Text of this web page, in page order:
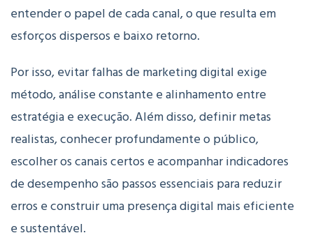
entender o papel de cada canal, o que resulta em
esforços dispersos e baixo retorno.
Por isso, evitar falhas de marketing digital exige
método, análise constante e alinhamento entre
estratégia e execução. Além disso, definir metas
realistas, conhecer profundamente o público,
escolher os canais certos e acompanhar indicadores
de desempenho são passos essenciais para reduzir
erros e construir uma presença digital mais eficiente
e sustentável.